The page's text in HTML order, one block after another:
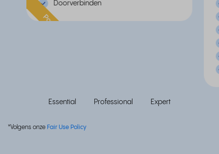
Doorverbinden
Populair
Essential Professional Expert
*Volgens onze Fair Use Policy